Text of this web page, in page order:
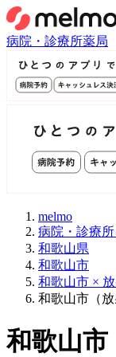
病院・診療所薬局
melmo
病院・診療
和歌山県
和歌山市
和歌山市 ×
和歌山市（
和歌山市